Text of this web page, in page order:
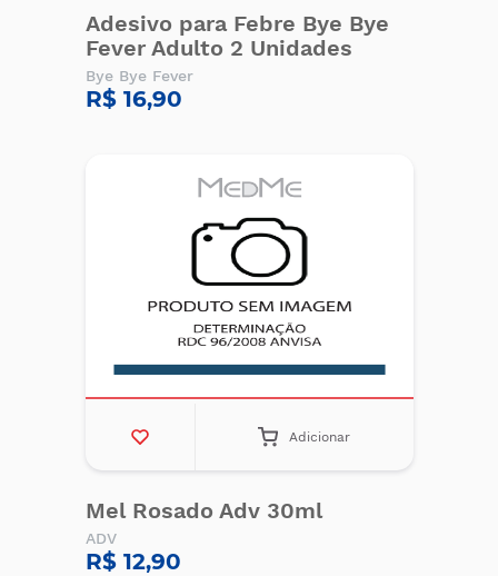
Adesivo para Febre Bye Bye
Fever Adulto 2 Unidades
Bye Bye Fever
R$ 16,90
Adicionar
Mel Rosado Adv 30ml
ADV
R$ 12,90